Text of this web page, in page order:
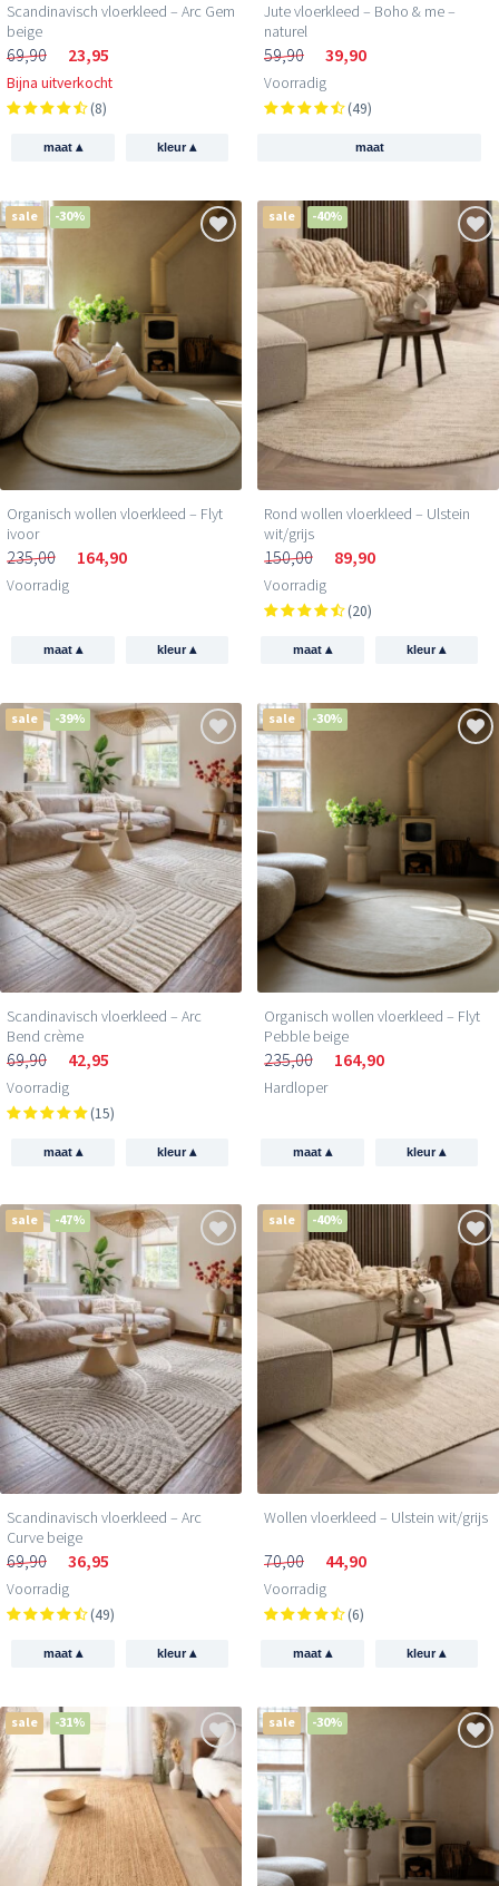
Scandinavisch vloerkleed – Arc Gem
beige
69,90 23,95
Bijna uitverkocht
(8)
maat ▴ kleur▴
Jute vloerkleed – Boho & me –
naturel
59,90 39,90
Voorradig
(49)
maat
sale -30%
Organisch wollen vloerkleed – Flyt
ivoor
235,00 164,90
Voorradig
maat ▴ kleur▴
sale -40%
Rond wollen vloerkleed – Ulstein
wit/grijs
150,00 89,90
Voorradig
(20)
maat ▴ kleur▴
sale -39%
Scandinavisch vloerkleed – Arc
Bend crème
69,90 42,95
Voorradig
(15)
maat ▴ kleur▴
sale -30%
Organisch wollen vloerkleed – Flyt
Pebble beige
235,00 164,90
Hardloper
maat ▴ kleur▴
sale -47%
Scandinavisch vloerkleed – Arc
Curve beige
69,90 36,95
Voorradig
(49)
maat ▴ kleur▴
sale -40%
Wollen vloerkleed – Ulstein wit/grijs
70,00 44,90
Voorradig
(6)
maat ▴ kleur▴
sale -31% sale -30%